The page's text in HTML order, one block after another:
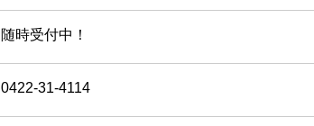
随時受付中！
0422-31-4114